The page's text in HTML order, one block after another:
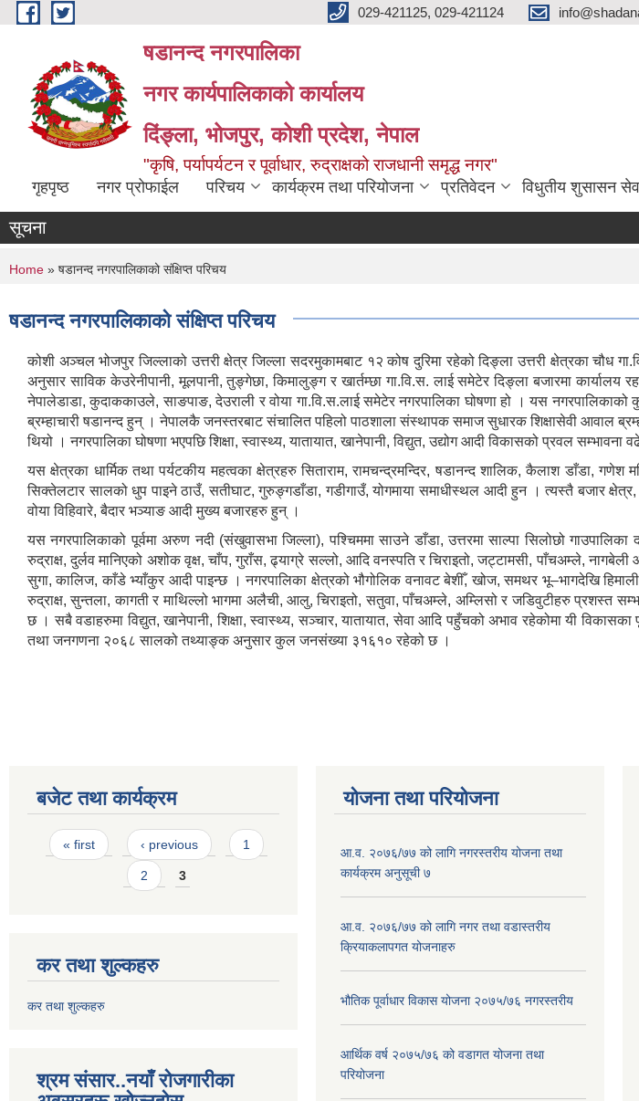
Skip to main content 029-421125, 029-421124
षडानन्द नगरपालिका
नगर कार्यपालिकाको कार्यालय
दिंङ्ला, भोजपुर, कोशी प्रदेश, नेपाल
"कृषि, पर्यापर्यटन र पूर्वाधार, रुद्राक्षको राजधानी समृद्ध नगर"
गृहपृष्ठ नगर प्रोफाईल परिचय कार्यक्रम तथा परियोजना प्रतिवेदन विधुतीय शुसासन
सूचना
You are here
Home » षडानन्द नगरपालिकाको संक्षिप्त परिचय
षडानन्द नगरपालिकाको संक्षिप्त परिचय
कोशी अञ्चल भोजपुर जिल्लाको उत्तरी क्षेत्र जिल्ला सदरमुकामबाट १२ कोष दुरिमा रहेको दिङ्ला उत्तरी क्षेत्रका चौध
अनुसार साविक केउरेनीपानी, मूलपानी, तुङ्गेछा, किमालुङ्ग र खार्तम्छा गा.वि.स. लाई समेटेर दिङ्ला बजारमा
नेपालेडाडा, कुदाककाउले, साङपाङ, देउराली र वोया गा.वि.स.लाई समेटेर नगरपालिका घोषणा हो । यस
ब्रम्हाचारी षडानन्द हुन् । नेपालकै जनस्तरबाट संचालित पहिलो पाठशाला संस्थापक समाज सुधारक शिक्षासेवी आवाल
थियो । नगरपालिका घोषणा भएपछि शिक्षा, स्वास्थ्य, यातायात, खानेपानी, विद्युत, उद्योग आदी विकासको प्रवल
यस क्षेत्रका धार्मिक तथा पर्यटकीय महत्वका क्षेत्रहरु सिताराम, रामचन्द्रमन्दिर, षडानन्द शालिक, कैलाश डाँडा, गणेश
सिक्तेलटार सालको धुप पाइने ठाउँ, सतीघाट, गुरुङ्गडाँडा, गडीगाउँ, योगमाया समाधीस्थल आदी हुन । त्यस्तै बजार क्षेत्र,
वोया विहिवारे, बैदार भञ्याङ आदी मुख्य बजारहरु हुन् ।
यस नगरपालिकाको पूर्वमा अरुण नदी (संखुवासभा जिल्ला), पश्चिममा साउने डाँडा, उत्तरमा साल्पा सिलोछो
रुद्राक्ष, दुर्लव मानिएको अशोक वृक्ष, चाँप, गुराँस, ढ्याग्रे सल्लो, आदि वनस्पति र चिराइतो, जट्टामसी, पाँचअम्ले,
सुगा, कालिज, काँडे भ्याँकुर आदी पाइन्छ । नगरपालिका क्षेत्रको भौगोलिक वनावट बेशीँ, खोज, समथर भू–भागदेखि
रुद्राक्ष, सुन्तला, कागती र माथिल्लो भागमा अलैची, आलु, चिराइतो, सतुवा, पाँचअम्ले, अम्लिसो र जडिवुटीहरु प्रशस्त
छ । सबै वडाहरुमा विद्युत, खानेपानी, शिक्षा, स्वास्थ्य, सञ्चार, यातायात, सेवा आदि पहुँचको अभाव रहेकोमा यी
तथा जनगणना २०६८ सालको तथ्याङ्क अनुसार कुल जनसंख्या ३१६१० रहेको छ ।
बजेट तथा कार्यक्रम
Pages
« first ‹ previous 1
2 3
कर तथा शुल्कहरु
कर तथा शुल्कहरु
श्रम संसार..नयाँ रोजगारीका
योजना तथा परियोजना
आ.व. २०७६/७७ को लागि नगरस्तरीय योजना तथा
कार्यक्रम अनुसूची ७
आ.व. २०७६/७७ को लागि नगर तथा वडास्तरीय
क्रियाकलापगत योजनाहरु
भौतिक पूर्वाधार विकास योजना २०७५/७६ नगरस्तरीय
आर्थिक वर्ष २०७५/७६ को वडागत योजना तथा
परियोजना